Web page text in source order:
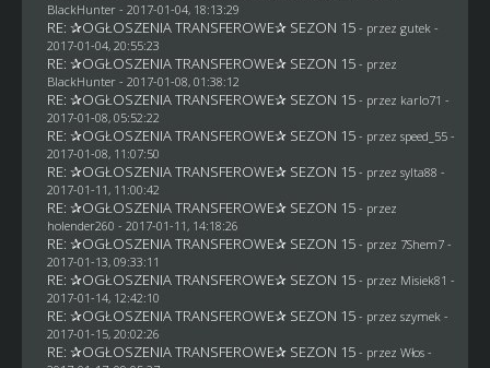
BlackHunter- 2017-01-04, 18:13:29
RE: ✰OGŁOSZENIA TRANSFEROWE✰ SEZON 15 - przez gutek -
2017-01-04, 20:55:23
RE: ✰OGŁOSZENIA TRANSFEROWE✰ SEZON 15 - przez
BlackHunter- 2017-01-08, 01:38:12
RE: ✰OGŁOSZENIA TRANSFEROWE✰ SEZON 15 - przez karlo71 -
2017-01-08, 05:52:22
RE: ✰OGŁOSZENIA TRANSFEROWE✰ SEZON 15 - przez speed_55 -
2017-01-08, 11:07:50
RE: ✰OGŁOSZENIA TRANSFEROWE✰ SEZON 15 - przez sylta88 -
2017-01-11, 11:00:42
RE: ✰OGŁOSZENIA TRANSFEROWE✰ SEZON 15 - przez
holender260 - 2017-01-11, 14:18:26
RE: ✰OGŁOSZENIA TRANSFEROWE✰ SEZON 15 - przez 7Shem7-
2017-01-13, 09:33:11
RE: ✰OGŁOSZENIA TRANSFEROWE✰ SEZON 15 - przez Misiek81 -
2017-01-14, 12:42:10
RE: ✰OGŁOSZENIA TRANSFEROWE✰ SEZON 15 - przez szymek -
2017-01-15, 20:02:26
RE: ✰OGŁOSZENIA TRANSFEROWE✰ SEZON 15 - przez Włos-